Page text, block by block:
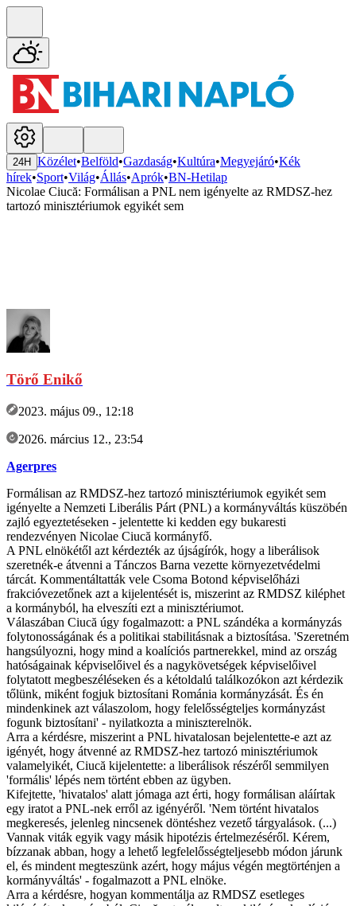
24H Közélet•Belföld•Gazdaság•Kultúra•Megyejáró•Kék
hírek•Sport•Világ•Állás•Aprók•BN-Hetilap
Nicolae Ciucă: Formálisan a PNL nem igényelte az RMDSZ-hez
tartozó minisztériumok egyikét sem
Törő Enikő
2023. május 09., 12:18
2026. március 12., 23:54
Agerpres
Formálisan az RMDSZ-hez tartozó minisztériumok egyikét sem
igényelte a Nemzeti Liberális Párt (PNL) a kormányváltás küszöbén
zajló egyeztetéseken - jelentette ki kedden egy bukaresti
rendezvényen Nicolae Ciucă kormányfő.
A PNL elnökétől azt kérdezték az újságírók, hogy a liberálisok
szeretnék-e átvenni a Tánczos Barna vezette környezetvédelmi
tárcát. Kommentáltatták vele Csoma Botond képviselőházi
frakcióvezetőnek azt a kijelentését is, miszerint az RMDSZ kiléphet
a kormányból, ha elveszíti ezt a minisztériumot.
Válaszában Ciucă úgy fogalmazott: a PNL szándéka a kormányzás
folytonosságának és a politikai stabilitásnak a biztosítása. 'Szeretném
hangsúlyozni, hogy mind a koalíciós partnerekkel, mind az ország
hatóságainak képviselőivel és a nagykövetségek képviselőivel
folytatott megbeszéléseken és a kétoldalú találkozókon azt kérdezik
tőlünk, miként fogjuk biztosítani Románia kormányzását. És én
mindenkinek azt válaszolom, hogy felelősségteljes kormányzást
fogunk biztosítani' - nyilatkozta a miniszterelnök.
Arra a kérdésre, miszerint a PNL hivatalosan bejelentette-e azt az
igényét, hogy átvenné az RMDSZ-hez tartozó minisztériumok
valamelyikét, Ciucă kijelentette: a liberálisok részéről semmilyen
'formális' lépés nem történt ebben az ügyben.
Kifejtette, 'hivatalos' alatt jómaga azt érti, hogy formálisan aláírtak
egy iratot a PNL-nek erről az igényéről. 'Nem történt hivatalos
megkeresés, jelenleg nincsenek döntéshez vezető tárgyalások. (...)
Vannak viták egyik vagy másik hipotézis értelmezéséről. Kérem,
bízzanak abban, hogy a lehető legfelelősségteljesebb módon járunk
el, és mindent megteszünk azért, hogy május végén megtörténjen a
kormányváltás' - fogalmazott a PNL elnöke.
Arra a kérdésre, hogyan kommentálja az RMDSZ esetleges